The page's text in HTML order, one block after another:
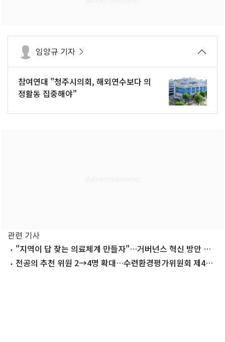
임양규 기자
참여연대 "청주시의회, 해외연수보다 의
정활동 집중해야"
관련 기사
"지역이 답 찾는 의료체계 만들자"…거버넌스 혁신 방안 논
의 전공의 추천 위원 2→4명 확대…수련환경평가위원회 제4기